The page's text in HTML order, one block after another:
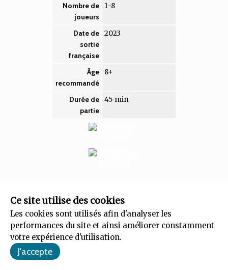
Ce site utilise des cookies
Les cookies sont utilisés afin d'analyser les
performances du site et ainsi améliorer constamment
votre expérience d'utilisation.
Nombre de
joueurs
1-8
Date de
sortie
française
2023
Âge
recommandé
8+
Durée de
partie
45 min
Challengers Beach Cup , c'est exactement la même
mécanique de bataille accessible et l'esprit tournoi fun
de Challengers , mais avec un peu plus de contrôle sur
les cartes et de pousser un peu l'aspect tactique du jeu.
Cela fait une grosse différence, surtout pour les joueurs